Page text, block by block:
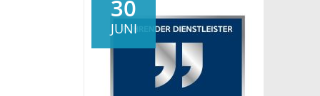
30
JUNI